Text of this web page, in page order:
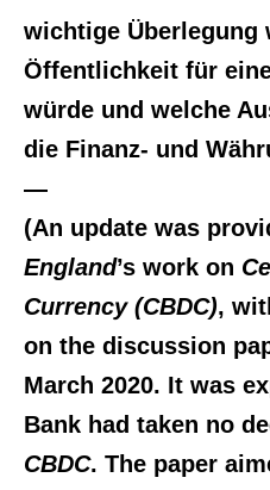
wichtige Überlegung
Öffentlichkeit für
würde und welche
die Finanz- und
—
(An update was
England’s work on
Currency (CBDC),
on the discussion
March 2020. It was
Bank had taken no
CBDC. The paper